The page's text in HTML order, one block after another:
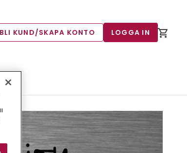
BLI KUND/SKAPA KONTO LOGGA IN